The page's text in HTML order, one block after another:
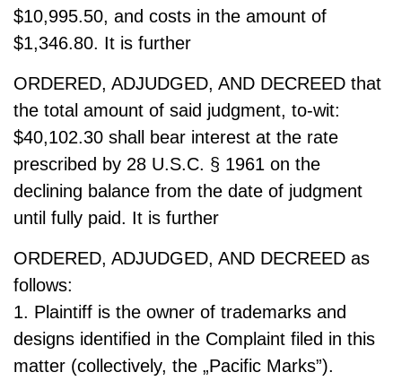
$10,995.50, and costs in the amount of
$1,346.80. It is further
ORDERED, ADJUDGED, AND DECREED that
the total amount of said judgment, to-wit:
$40,102.30 shall bear interest at the rate
prescribed by 28 U.S.C. § 1961 on the
declining balance from the date of judgment
until fully paid. It is further
ORDERED, ADJUDGED, AND DECREED as
follows:
1. Plaintiff is the owner of trademarks and
designs identified in the Complaint filed in this
matter (collectively, the „Pacific Marks”).